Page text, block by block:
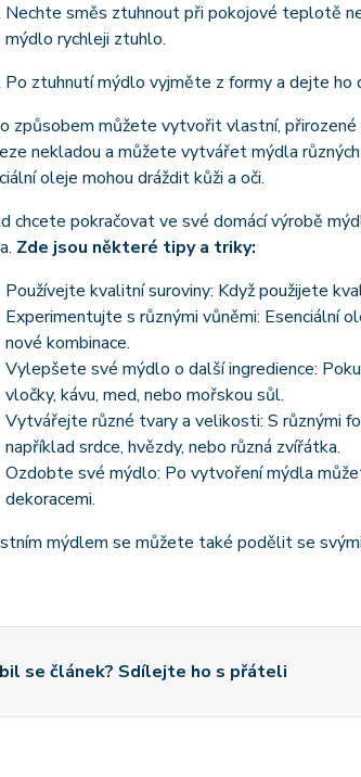
Nechte směs ztuhnout při pokojové teplotě
mýdlo rychleji ztuhlo.
Po ztuhnutí mýdlo vyjměte z formy a dejte ho
způsobem můžete vytvořit vlastní,
nekladou a můžete vytvářet mýdla
oleje mohou dráždit kůži a oči.
chcete pokračovat ve své domácí výrobě
Zde jsou některé tipy a triky:
Používejte kvalitní suroviny: Když použijete
Experimentujte s různými vůněmi: Esenciální
nové kombinace.
Vylepšete své mýdlo o další ingredience:
vločky, kávu, med, nebo mořskou sůl.
Vytvářejte různé tvary a velikosti: S různými
například srdce, hvězdy, nebo různá zvířátka.
Ozdobte své mýdlo: Po vytvoření mýdla
dekoracemi.
mýdlem se můžete také podělit se
se článek? Sdílejte ho s přáteli